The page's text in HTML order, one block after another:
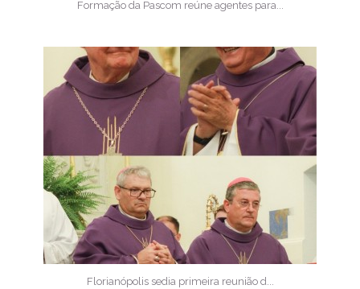
Formação da Pascom reúne agentes para...
Florianópolis sedia primeira reunião d...